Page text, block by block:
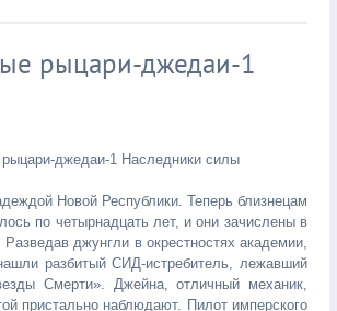
рыцари-джедаи-1
джедаи-1 Наследники силы
Новой Республики. Теперь близнецам
по четырнадцать лет, и они зачислены в
джунгли в окрестностях академии,
разбитый СИД-истребитель, лежавший
Смерти». Джейна, отличный механик,
пристально наблюдают. Пилот имперского